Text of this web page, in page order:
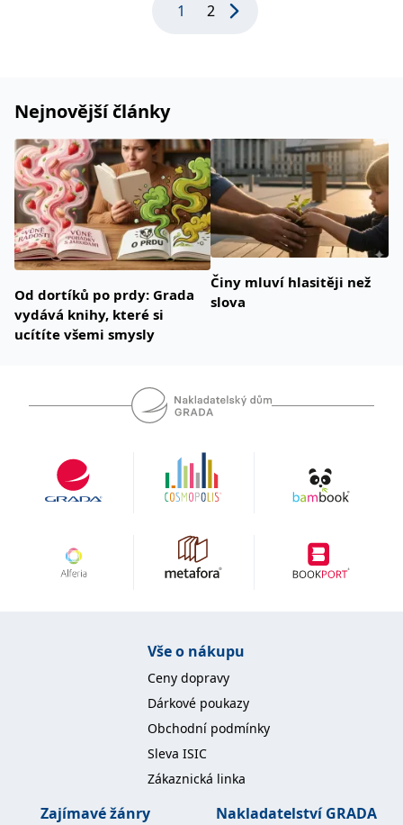
1 2
Nejnovější články
Od dortíků po prdy: Grada
vydává knihy, které si
ucítíte všemi smysly
Činy mluví hlasitěji než
slova
Vše o nákupu
Ceny dopravy
Dárkové poukazy
Obchodní podmínky
Sleva ISIC
Zákaznická linka
Zajímavé žánry Nakladatelství GRADA